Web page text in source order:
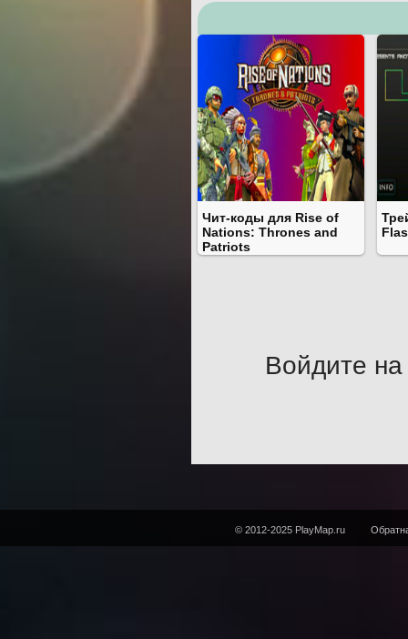
Чит-коды для Rise of
Nations: Thrones and
Patriots
Войдите на
© 2012-2025 PlayMap.ru